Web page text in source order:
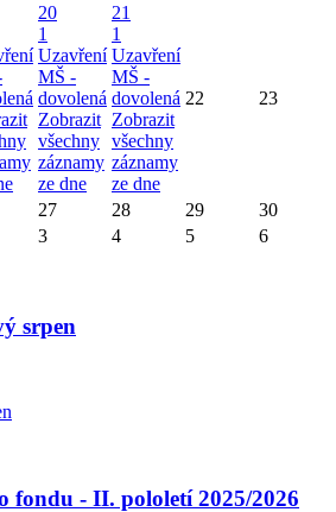
20
1
Uzavření
MŠ -
dovolená
Zobrazit
všechny
záznamy
ze dne
21
1
Uzavření
MŠ -
dovolená
Zobrazit
všechny
záznamy
ze dne
22 23
27 28 29
30
3 4 5 6
srpen
fondu - II. pololetí 2025/2026